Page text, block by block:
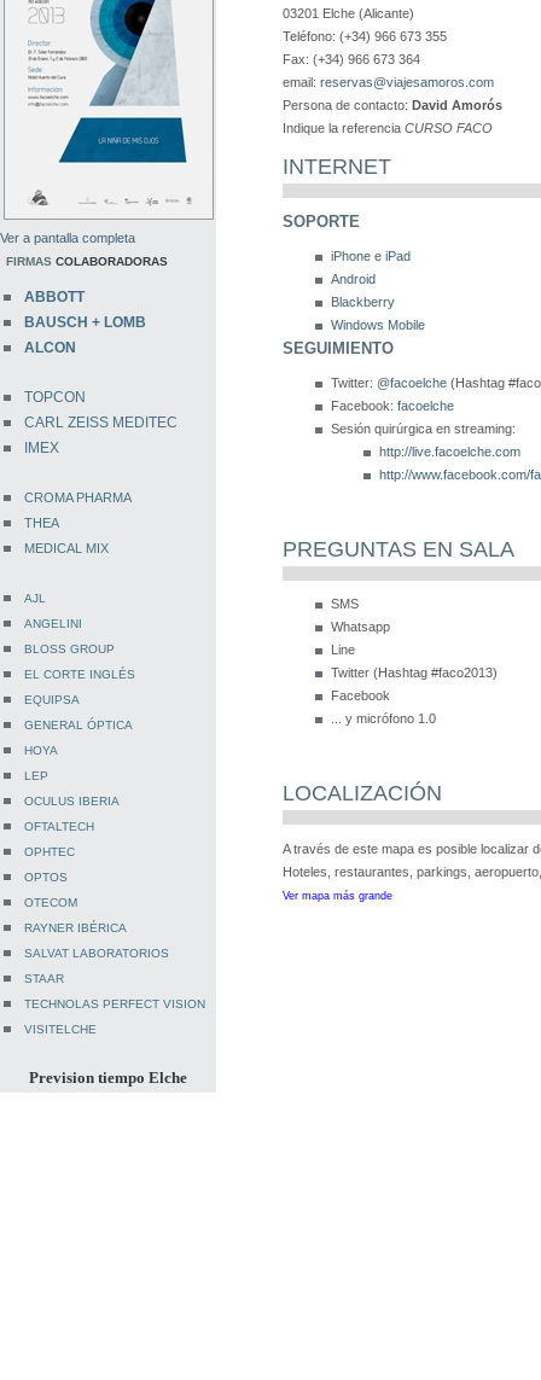
Ver a pantalla completa
FIRMAS COLABORADORAS
ABBOTT
BAUSCH + LOMB
ALCON
TOPCON
CARL ZEISS MEDITEC
IMEX
CROMA PHARMA
THEA
MEDICAL MIX
AJL
ANGELINI
BLOSS GROUP
EL CORTE INGLÉS
EQUIPSA
GENERAL ÓPTICA
HOYA
LEP
OCULUS IBERIA
OFTALTECH
OPHTEC
OPTOS
OTECOM
RAYNER IBÉRICA
SALVAT LABORATORIOS
STAAR
TECHNOLAS PERFECT VISION
VISITELCHE
Prevision tiempo Elche
03201 Elche (Alicante)
Teléfono: (+34) 966 673 355
Fax: (+34) 966 673 364
email:reservas@viajesamoros.com
Persona de contacto: David Amorós
Indique la referenciaCURSO FACO
INTERNET
SOPORTE
iPhone eiPad
Android
Blackberry
Windows Mobile
SEGUIMIENTO
Twitter: @facoelche (Hashtag
Facebook:facoelche
Sesión quirúrgica en streaming:
http://live.facoelche.com
http://www.facebook.com/
PREGUNTAS EN SALA
SMS
Whatsapp
Line
Twitter (Hashtag #faco2013)
Facebook
... y micrófono 1.0
LOCALIZACIÓN
A través de este mapa es posible localizar
Hoteles, restaurantes, parkings,
Ver mapa más grande